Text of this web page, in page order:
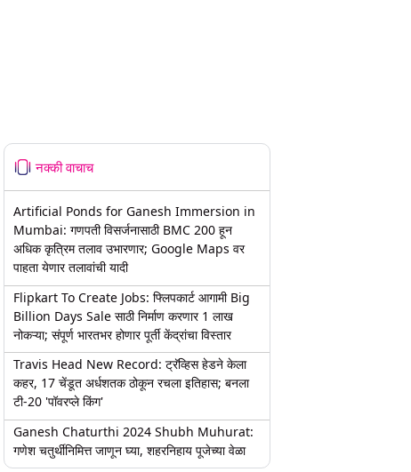
नक्की वाचाच
Artificial Ponds for Ganesh Immersion in
Mumbai: गणपती विसर्जनासाठी BMC 200 हून
अधिक कृत्रिम तलाव उभारणार; Google Maps वर
पाहता येणार तलावांची यादी
Flipkart To Create Jobs: फ्लिपकार्ट आगामी Big
Billion Days Sale साठी निर्माण करणार 1 लाख
नोकऱ्या; संपूर्ण भारतभर होणार पूर्ती केंद्रांचा विस्तार
Travis Head New Record: ट्रॅव्हिस हेडने केला
कहर, 17 चेंडूत अर्धशतक ठोकून रचला इतिहास; बनला
टी-20 'पॉवरप्ले किंग'
Ganesh Chaturthi 2024 Shubh Muhurat:
गणेश चतुर्थीनिमित्त जाणून घ्या, शहरनिहाय पूजेच्या वेळा